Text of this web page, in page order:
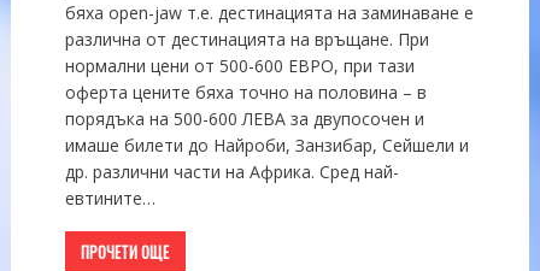
бяха open-jaw т.е. дестинацията на заминаване е
различна от дестинацията на връщане. При
нормални цени от 500-600 ЕВРО, при тази
оферта цените бяха точно на половина – в
порядъка на 500-600 ЛЕВА за двупосочен и
имаше билети до Найроби, Занзибар, Сейшели и
др. различни части на Африка. Сред най-
евтините…
ПРОЧЕТИ ОЩЕ